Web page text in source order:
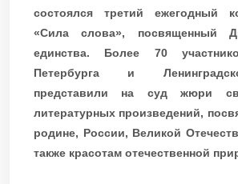
состоялся третий ежегодный
«Сила слова», посвященный
единства. Более 70
Петербурга и
представили на суд жюри
литературных произведений,
родине, России, Великой
также красотам отечественной